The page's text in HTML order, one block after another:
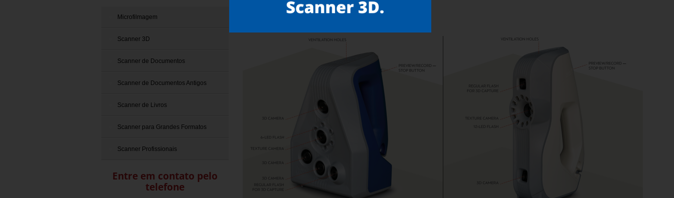
Microfilmagem
Scanner 3D
Scanner de Documentos
Scanner de Documentos Antigos
Scanner de Livros
Scanner para Grandes Formatos
Scanner Profissionais
Entre em contato pelo
telefone
Gostou? compartilhe!